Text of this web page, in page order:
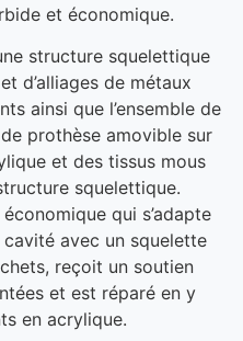
et économique.
structure squelettique
d’alliages de métaux
ainsi que l’ensemble de
prothèse amovible sur
et des tissus mous
squelettique.
qui s’adapte
avec un squelette
reçoit un soutien
et est réparé en y
en acrylique.